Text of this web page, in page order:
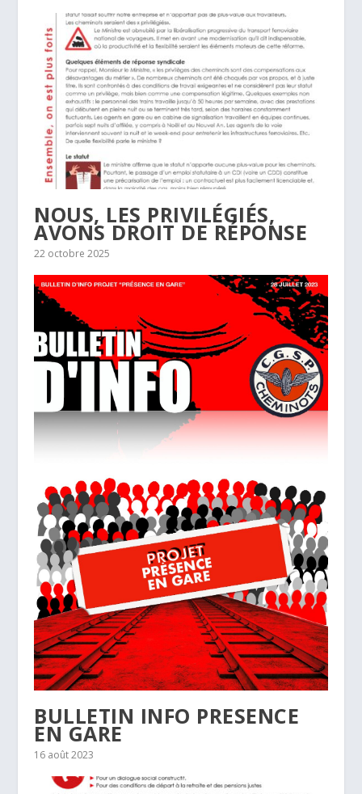
NOUS, LES PRIVILÉGIÉS,
AVONS DROIT DE RÉPONSE
22 octobre 2025
BULLETIN INFO PRESENCE
EN GARE
16 août 2023